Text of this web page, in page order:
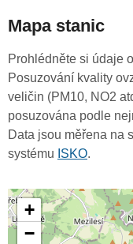
Mapa stanic
Prohlédněte si údaje
Posuzování kvality
veličin (PM10, NO2
posuzována podle
Data jsou měřena na
systému ISKO.
+
−